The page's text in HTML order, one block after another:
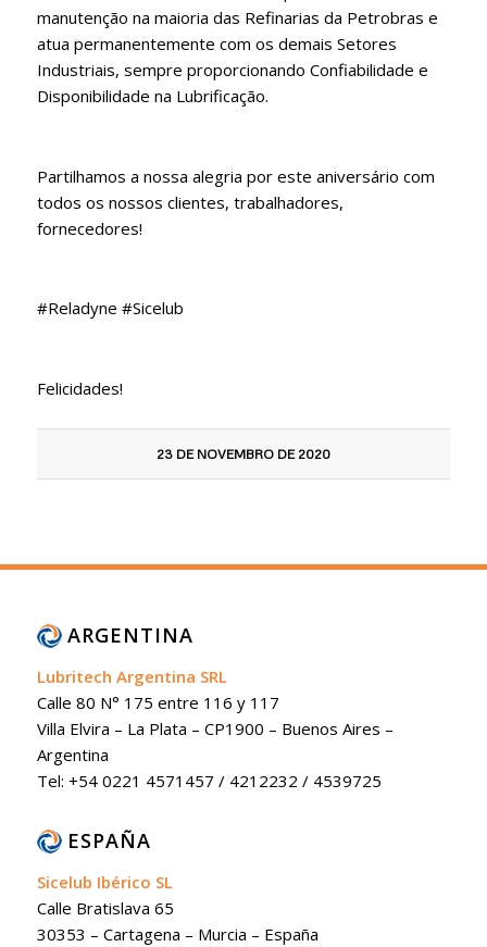
manutenção na maioria das Refinarias da Petrobras e
atua permanentemente com os demais Setores
Industriais, sempre proporcionando Confiabilidade e
Disponibilidade na Lubrificação.
Partilhamos a nossa alegria por este aniversário com
todos os nossos clientes, trabalhadores,
fornecedores!
#Reladyne #Sicelub
Felicidades!
23 DE NOVEMBRO DE 2020
ARGENTINA
Lubritech Argentina SRL
Calle 80 N° 175 entre 116 y 117
Villa Elvira – La Plata – CP1900 – Buenos Aires –
Argentina
Tel: +54 0221 4571457 / 4212232 / 4539725
ESPAÑA
Sicelub Ibérico SL
Calle Bratislava 65
30353 – Cartagena – Murcia – España